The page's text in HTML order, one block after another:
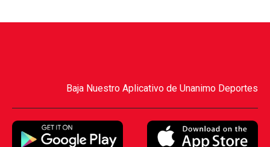
Baja Nuestro Aplicativo de Unanimo Deportes